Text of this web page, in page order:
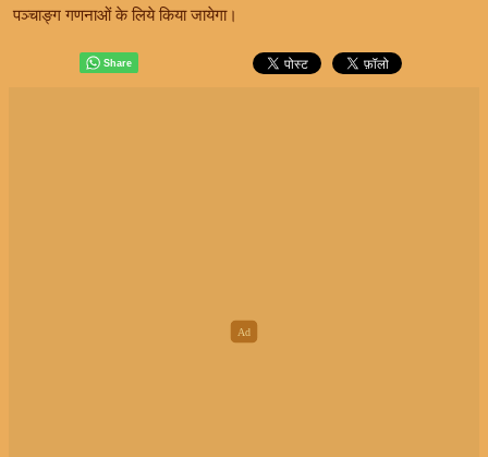
पञ्चाङ्ग गणनाओं के लिये किया जायेगा।